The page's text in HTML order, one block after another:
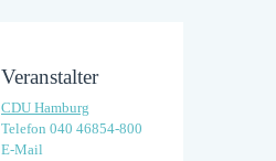
Veranstalter
CDU Hamburg
Telefon 040 46854-800
E-Mail